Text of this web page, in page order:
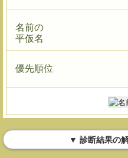
名前の
平仮名
優先順位
▼ 診断結果の